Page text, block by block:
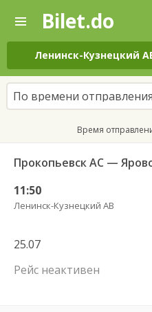
—
Поиск
и
покупка
билетов
на
автобус
онлайн
Bilet.do
Ленинск-Кузнецкий
По времени отправления
Время
Прокопьевск АС —
11:50
Ленинск-Кузнецкий АВ
25.07
Рейс неактивен